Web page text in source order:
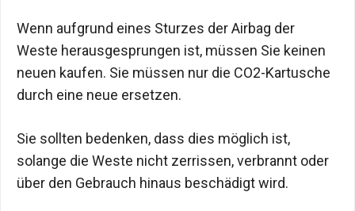
Wenn aufgrund eines Sturzes der Airbag der
Weste herausgesprungen ist, müssen Sie keinen
neuen kaufen. Sie müssen nur die CO2-Kartusche
durch eine neue ersetzen.
Sie sollten bedenken, dass dies möglich ist,
solange die Weste nicht zerrissen, verbrannt oder
über den Gebrauch hinaus beschädigt wird.